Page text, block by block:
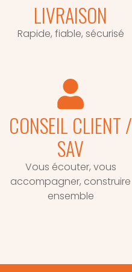
LIVRAISON
Rapide, fiable, sécurisé
CONSEIL CLIENT /
SAV
Vous écouter, vous
accompagner, construire
ensemble